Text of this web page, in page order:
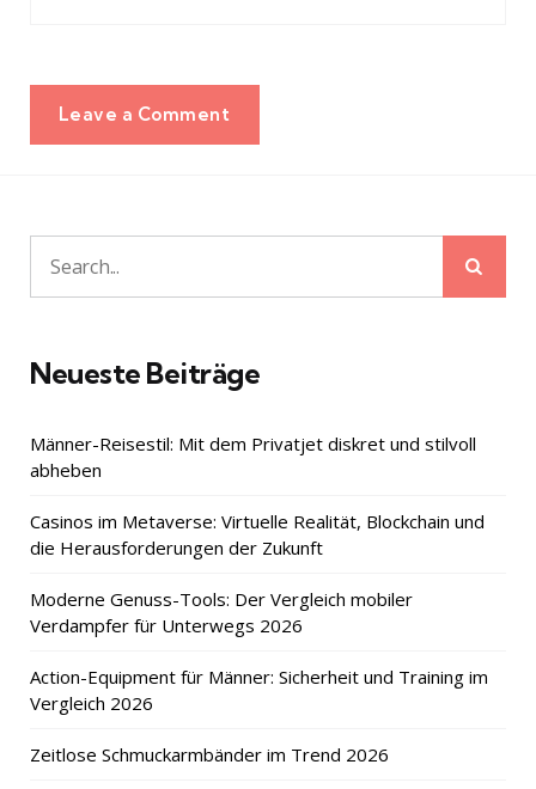
Leave a Comment
Search
for:
Neueste Beiträge
Männer-Reisestil: Mit dem Privatjet diskret und stilvoll
abheben
Casinos im Metaverse: Virtuelle Realität, Blockchain und
die Herausforderungen der Zukunft
Moderne Genuss-Tools: Der Vergleich mobiler
Verdampfer für Unterwegs 2026
Action-Equipment für Männer: Sicherheit und Training im
Vergleich 2026
Zeitlose Schmuckarmbänder im Trend 2026